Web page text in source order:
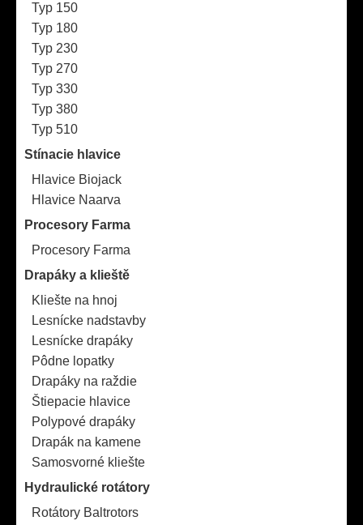
Typ 150
Typ 180
Typ 230
Typ 270
Typ 330
Typ 380
Typ 510
Stínacie hlavice
Hlavice Biojack
Hlavice Naarva
Procesory Farma
Procesory Farma
Drapáky a klieště
Kliešte na hnoj
Lesnícke nadstavby
Lesnícke drapáky
Pôdne lopatky
Drapáky na raždie
Štiepacie hlavice
Polypové drapáky
Drapák na kamene
Samosvorné kliešte
Hydraulické rotátory
Rotátory Baltrotors